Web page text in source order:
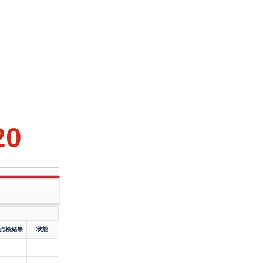
点検結果 状態
-